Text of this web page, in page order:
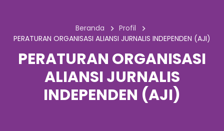
Beranda
Profil
PERATURAN ORGANISASI ALIANSI JURNALIS INDEPENDEN (AJI)
PERATURAN ORGANISASI
ALIANSI JURNALIS
INDEPENDEN (AJI)